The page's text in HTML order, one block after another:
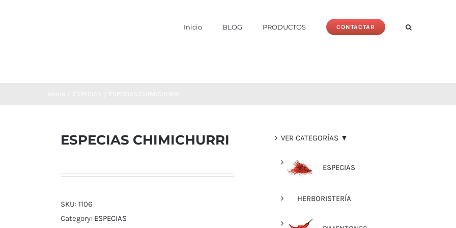
Inicio BLOG PRODUCTOS CONTACTAR
ESPECIAS CHIMICHURRI
SKU: 1106
Category: ESPECIAS
VER CATEGORÍAS ▼
ESPECIAS
HERBORISTERÍA